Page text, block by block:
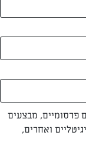
פרסומיים, מבצעים
ואחרים,